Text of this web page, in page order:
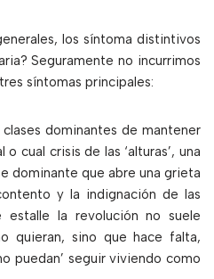
los síntoma distintivos
Seguramente no incurrimos
síntomas principales:
clases dominantes de mantener
cual crisis de las ‘alturas’, una
dominante que abre una grieta
y la indignación de las
estalle la revolución no suele
quieran, sino que hace falta,
puedan’ seguir viviendo como